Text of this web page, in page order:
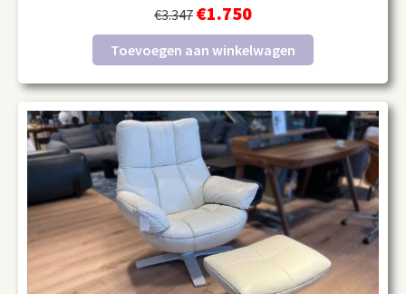
€3.347 €1.750
Toevoegen aan winkelwagen